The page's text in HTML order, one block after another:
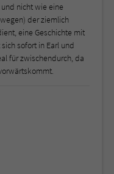
nicht wie eine
der ziemlich
eine Geschichte mit
sofort in Earl und
für zwischendurch, da